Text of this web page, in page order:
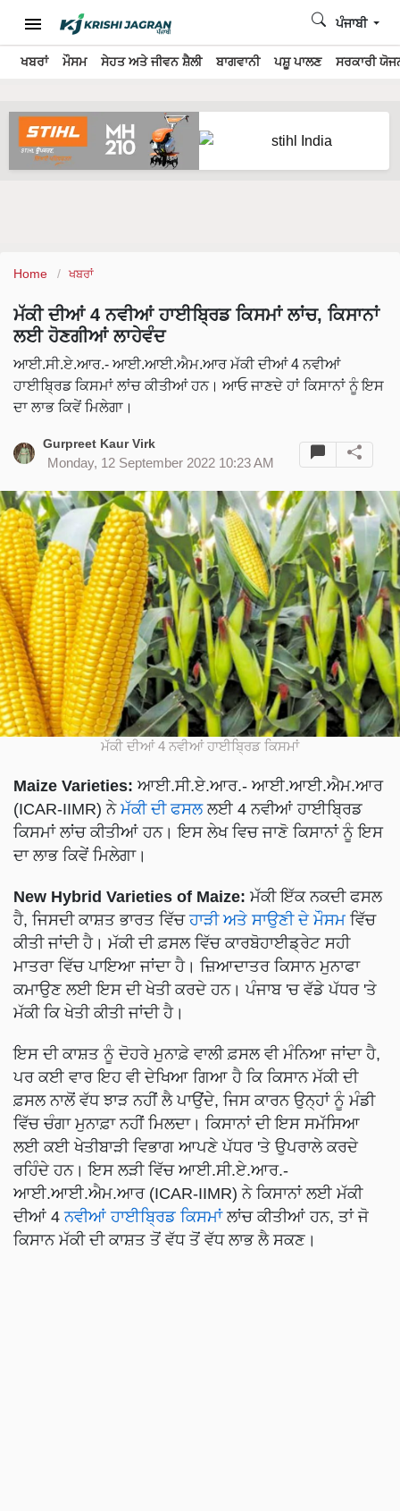
ਖਬਰਾਂ ਮੌਸਮ ਸੇਹਤ ਅਤੇ ਜੀਵਨ ਸ਼ੈਲੀ ਬਾਗਵਾਨੀ ਪਸ਼ੂ ਪਾਲਣ ਸਰਕਾਰੀ
ਪੰਜਾਬੀ
Home ਖਬਰਾਂ
ਮੱਕੀ ਦੀਆਂ 4 ਨਵੀਆਂ ਹਾਈਬ੍ਰਿਡ ਕਿਸਮਾਂ ਲਾਂਚ, ਕਿਸਾਨਾਂ
ਲਈ ਹੋਣਗੀਆਂ ਲਾਹੇਵੰਦ
ਆਈ.ਸੀ.ਏ.ਆਰ.- ਆਈ.ਆਈ.ਐਮ.ਆਰ ਮੱਕੀ ਦੀਆਂ 4 ਨਵੀਆਂ
ਹਾਈਬ੍ਰਿਡ ਕਿਸਮਾਂ ਲਾਂਚ ਕੀਤੀਆਂ ਹਨ। ਆਓ ਜਾਣਦੇ ਹਾਂ ਕਿਸਾਨਾਂ ਨੂੰ ਇਸ
ਦਾ ਲਾਭ ਕਿਵੇਂ ਮਿਲੇਗਾ।
Gurpreet Kaur Virk
Monday, 12 September 2022 10:23 AM
ਮੱਕੀ ਦੀਆਂ 4 ਨਵੀਆਂ ਹਾਈਬ੍ਰਿਡ ਕਿਸਮਾਂ
Maize Varieties: ਆਈ.ਸੀ.ਏ.ਆਰ.- ਆਈ.ਆਈ.ਐਮ.ਆਰ
(ICAR-IIMR) ਨੇ ਮੱਕੀ ਦੀ ਫਸਲਲਈ 4 ਨਵੀਆਂ ਹਾਈਬ੍ਰਿਡ
ਕਿਸਮਾਂ ਲਾਂਚ ਕੀਤੀਆਂ ਹਨ। ਇਸ ਲੇਖ ਵਿਚ ਜਾਣੋ ਕਿਸਾਨਾਂ ਨੂੰ ਇਸ
ਦਾ ਲਾਭ ਕਿਵੇਂ ਮਿਲੇਗਾ।
New Hybrid Varieties of Maize: ਮੱਕੀ ਇੱਕ ਨਕਦੀ ਫਸਲ
ਹੈ, ਜਿਸਦੀ ਕਾਸ਼ਤ ਭਾਰਤ ਵਿੱਚਹਾੜੀ ਅਤੇ ਸਾਉਣੀ ਦੇ ਮੌਸਮ ਵਿੱਚ
ਕੀਤੀ ਜਾਂਦੀ ਹੈ। ਮੱਕੀ ਦੀ ਫ਼ਸਲ ਵਿੱਚ ਕਾਰਬੋਹਾਈਡ੍ਰੇਟ ਸਹੀ
ਮਾਤਰਾ ਵਿੱਚ ਪਾਇਆ ਜਾਂਦਾ ਹੈ। ਜ਼ਿਆਦਾਤਰ ਕਿਸਾਨ ਮੁਨਾਫਾ
ਕਮਾਉਣ ਲਈ ਇਸ ਦੀ ਖੇਤੀ ਕਰਦੇ ਹਨ। ਪੰਜਾਬ 'ਚ ਵੱਡੇ ਪੱਧਰ 'ਤੇ
ਮੱਕੀ ਕਿ ਖੇਤੀ ਕੀਤੀ ਜਾਂਦੀ ਹੈ।
ਇਸ ਦੀ ਕਾਸ਼ਤ ਨੂੰ ਦੋਹਰੇ ਮੁਨਾਫ਼ੇ ਵਾਲੀ ਫ਼ਸਲ ਵੀ ਮੰਨਿਆ ਜਾਂਦਾ ਹੈ,
ਪਰ ਕਈ ਵਾਰ ਇਹ ਵੀ ਦੇਖਿਆ ਗਿਆ ਹੈ ਕਿ ਕਿਸਾਨ ਮੱਕੀ ਦੀ
ਫ਼ਸਲ ਨਾਲੋਂ ਵੱਧ ਝਾੜ ਨਹੀਂ ਲੈ ਪਾਉਂਦੇ, ਜਿਸ ਕਾਰਨ ਉਨ੍ਹਾਂ ਨੂੰ ਮੰਡੀ
ਵਿੱਚ ਚੰਗਾ ਮੁਨਾਫ਼ਾ ਨਹੀਂ ਮਿਲਦਾ। ਕਿਸਾਨਾਂ ਦੀ ਇਸ ਸਮੱਸਿਆ
ਲਈ ਕਈ ਖੇਤੀਬਾੜੀ ਵਿਭਾਗ ਆਪਣੇ ਪੱਧਰ 'ਤੇ ਉਪਰਾਲੇ ਕਰਦੇ
ਰਹਿੰਦੇ ਹਨ। ਇਸ ਲੜੀ ਵਿੱਚ ਆਈ.ਸੀ.ਏ.ਆਰ.-
ਆਈ.ਆਈ.ਐਮ.ਆਰ (ICAR-IIMR) ਨੇ ਕਿਸਾਨਾਂ ਲਈ ਮੱਕੀ
ਦੀਆਂ 4ਨਵੀਆਂ ਹਾਈਬ੍ਰਿਡ ਕਿਸਮਾਂਲਾਂਚ ਕੀਤੀਆਂ ਹਨ, ਤਾਂ ਜੋ
ਕਿਸਾਨ ਮੱਕੀ ਦੀ ਕਾਸ਼ਤ ਤੋਂ ਵੱਧ ਤੋਂ ਵੱਧ ਲਾਭ ਲੈ ਸਕਣ।